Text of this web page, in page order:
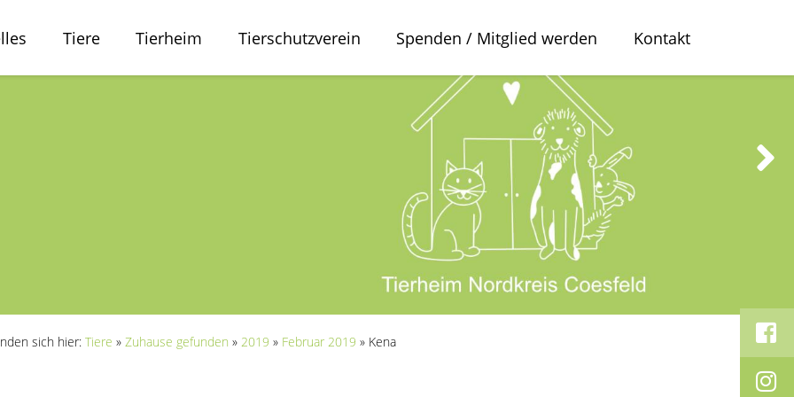
Tiere Tierheim Tierschutzverein Spenden / Mitglied werden Kontakt
sich hier: Tiere » Zuhause gefunden » 2019 » Februar 2019 » Kena